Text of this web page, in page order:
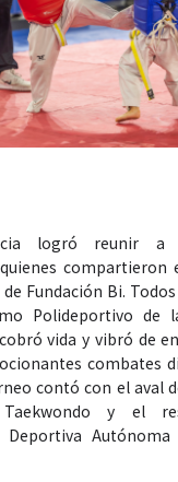
logró reunir a
Fundación Bi.
Polideportivo de
vida y vibró de
combates
contó con el aval
Taekwondo y el
Deportiva